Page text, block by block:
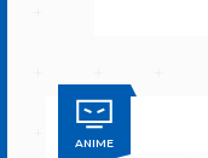
ANIME